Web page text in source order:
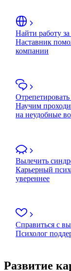
Найти работу
Наставник
компании
Научим
на неудобные
Вылечить
Карьерный
увереннее
Справиться с
Психолог
Развитие